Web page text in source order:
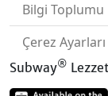
Bilgi
Çerez Ayarları
Subway®